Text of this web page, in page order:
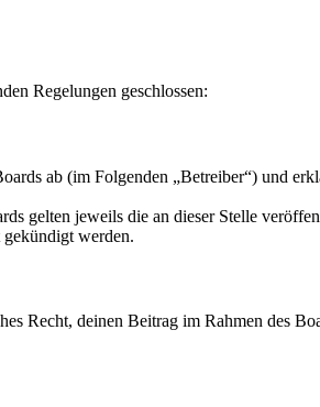
Regelungen geschlossen:
ab (im Folgenden „Betreiber“) und
gelten jeweils die an dieser Stelle
werden.
Recht, deinen Beitrag im Rahmen des